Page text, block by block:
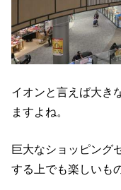
イオンと言えば大き
ますよね。
巨大なショッピング
する上でも楽しいも